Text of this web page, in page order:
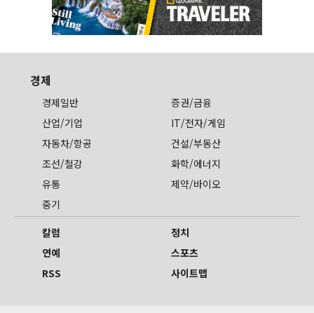
경제
경제일반
증권/금융
산업/기업
IT/전자/게임
자동차/항공
건설/부동산
조선/철강
화학/에너지
유통
제약/바이오
중기
칼럼
정치
연예
스포츠
RSS
사이트맵